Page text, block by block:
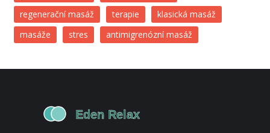
regenerační masáž
terapie
klasická masáž
masáže
stres antimigrenózní masáž